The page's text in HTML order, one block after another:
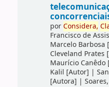
porConsidera,
Francisco de
Marcelo Barbosa
Cleveland Prates
Maurício Canêdo
Kalil [Autor] |
[Autora] |